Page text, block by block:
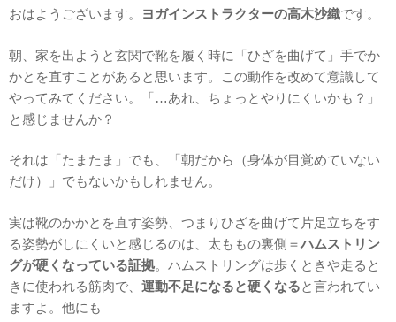
おはようございます。 ヨガインストラクターの高木沙織です。
朝、家を出ようと玄関で靴を履く時に「ひざを曲げて」手でか
かとを直すことがあると思います。この動作を改めて意識して
やってみてください。「…あれ、ちょっとやりにくいかも？」
と感じませんか？
それは「たまたま」でも、「朝だから（身体が目覚めていない
だけ）」でもないかもしれません。
実は靴のかかとを直す姿勢、つまりひざを曲げて片足立ちをす
る姿勢がしにくいと感じるのは、太ももの裏側＝ハムストリン
グが硬くなっている証拠。ハムストリングは歩くときや走ると
きに使われる筋肉で、 運動不足になると硬くなると言われてい
ますよ。他にも